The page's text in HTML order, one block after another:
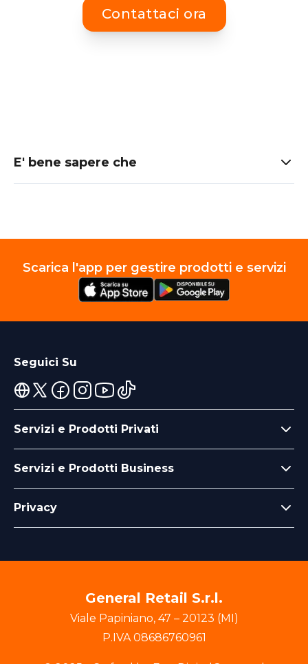
Contattaci ora
E' bene sapere che
Scarica l'app per gestire prodotti e servizi
Seguici Su
Servizi e Prodotti Privati
Servizi e Prodotti Business
Privacy
General Retail S.r.l.
Viale Papiniano, 47 – 20123 (MI)
P.IVA 08686760961